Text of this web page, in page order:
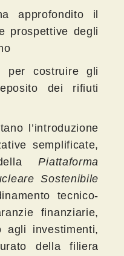
approfondito il
prospettive degli
per costruire gli
dei rifiuti
l’introduzione
semplificate,
dellaPiattaforma
Sostenibile
tecnico-
finanziarie,
agli investimenti,
della filiera